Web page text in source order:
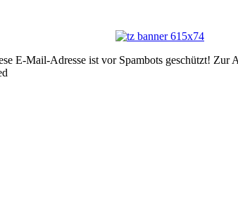
E-Mail-Adresse ist vor Spambots geschützt! Zur